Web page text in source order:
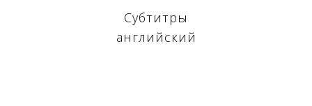
Субтитры
английский